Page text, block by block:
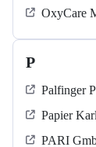
OxyCare
P
Palfinger
Papier
PARI